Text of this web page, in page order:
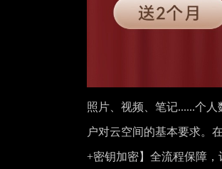
照片、视频、笔记......个
户对云空间的基本要求。
+密钥加密】全流程保障，